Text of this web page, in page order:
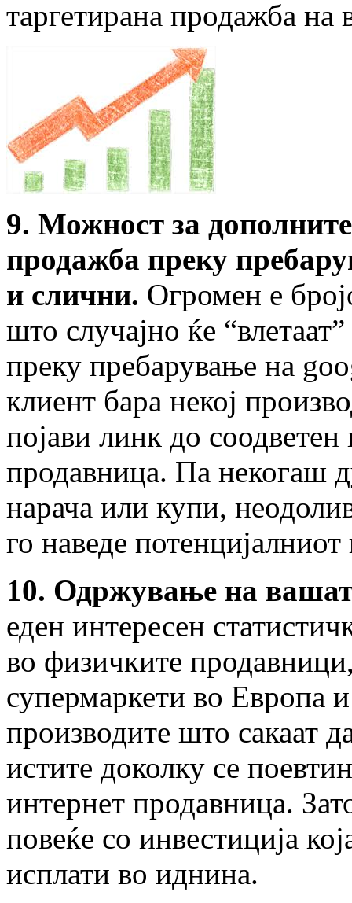
таргетирана продажба на
9. Можност за
продажба преку
и слични. Огромен е
што случајно ќе
преку пребарување на
клиент бара некој
појави линк до
продавница. Па некогаш
нарача или купи,
го наведе
10. Одржување на
еден интересен
во физичките
супермаркети во Европа
производите што сакаат
истите доколку се
интернет продавница.
повеќе со инвестиција
исплати во иднина.